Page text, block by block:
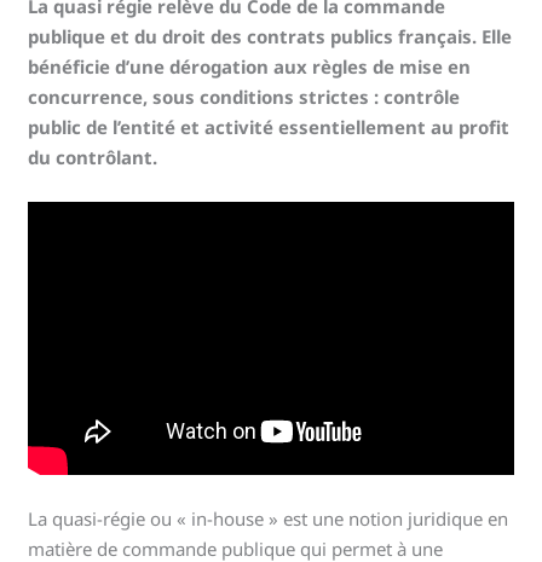
La quasi régie relève du Code de la commande
publique et du droit des contrats publics français. Elle
bénéficie d’une dérogation aux règles de mise en
concurrence, sous conditions strictes : contrôle
public de l’entité et activité essentiellement au profit
du contrôlant.
La quasi-régie ou « in-house » est une notion juridique en
matière de commande publique qui permet à une